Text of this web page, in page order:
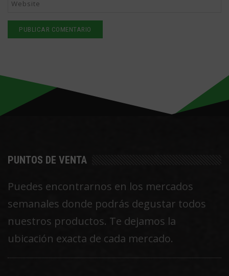
PUNTOS DE VENTA
Puedes encontrarnos en los mercados
semanales donde podrás degustar todos
nuestros productos. Te dejamos la
ubicación exacta de cada mercado.